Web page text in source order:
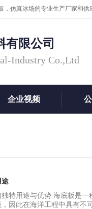
有限公司
Industry Co.,Ltd
企业视频
途
特用途与优势 海底板是
因此在海洋工程中具有不